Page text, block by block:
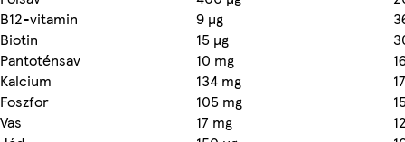
B12-vitamin
9 µg
Biotin
15 µg
Pantoténsav
10 mg
Kalcium
134 mg
Foszfor
105 mg
Vas
17 mg